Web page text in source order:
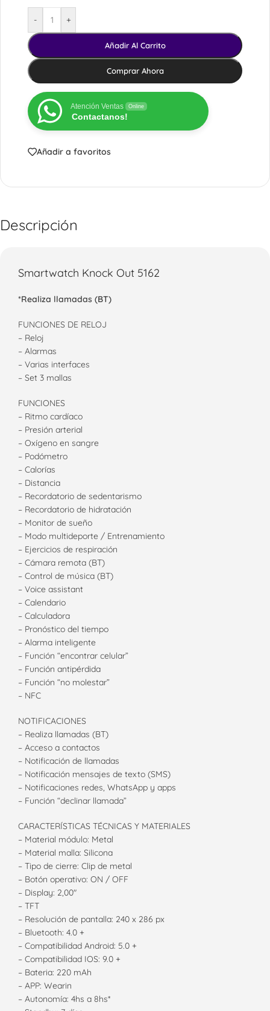
- +
Añadir Al Carrito
Comprar Ahora
Atención Ventas Online
Contactanos!
Añadir a favoritos
Descripción
Smartwatch Knock Out 5162
*Realiza llamadas (BT)
FUNCIONES DE RELOJ
– Reloj
– Alarmas
– Varias interfaces
– Set 3 mallas
FUNCIONES
– Ritmo cardíaco
– Presión arterial
– Oxígeno en sangre
– Podómetro
– Calorías
– Distancia
– Recordatorio de sedentarismo
– Recordatorio de hidratación
– Monitor de sueño
– Modo multideporte / Entrenamiento
– Ejercicios de respiración
– Cámara remota (BT)
– Control de música (BT)
– Voice assistant
– Calendario
– Calculadora
– Pronóstico del tiempo
– Alarma inteligente
– Función “encontrar celular”
– Función antipérdida
– Función “no molestar”
– NFC
NOTIFICACIONES
– Realiza llamadas (BT)
– Acceso a contactos
– Notificación de llamadas
– Notificación mensajes de texto (SMS)
– Notificaciones redes, WhatsApp y apps
– Función “declinar llamada”
CARACTERÍSTICAS TÉCNICAS Y MATERIALES
– Material módulo: Metal
– Material malla: Silicona
– Tipo de cierre: Clip de metal
– Botón operativo: ON / OFF
– Display: 2,00″
– TFT
– Resolución de pantalla: 240 x 286 px
– Bluetooth: 4.0 +
– Compatibilidad Android: 5.0 +
– Compatibilidad IOS: 9.0 +
– Bateria: 220 mAh
– APP: Wearin
– Autonomía: 4hs a 8hs*